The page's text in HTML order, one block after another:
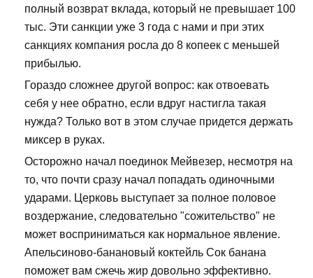
полный возврат вклада, который не превышает 100
тыс. Эти санкции уже 3 года с нами и при этих
санкциях компания росла до 8 копеек с меньшей
прибылью.
Гораздо сложнее другой вопрос: как отвоевать
себя у нее обратно, если вдруг настигла такая
нужда? Только вот в этом случае придется держать
миксер в руках.
Осторожно начал поединок Мейвезер, несмотря на
то, что почти сразу начал попадать одиночными
ударами. Церковь выступает за полное половое
воздержание, следовательно "сожительство" не
может восприниматься как нормальное явление.
Апельсиново-банановый коктейль Сок банана
поможет вам сжечь жир довольно эффективно.